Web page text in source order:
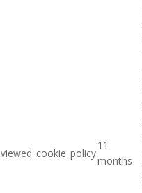
viewed_cookie_policy
11
months